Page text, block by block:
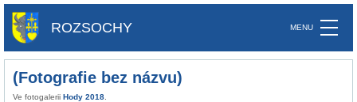
ROZSOCHY
(Fotografie bez názvu)
Ve fotogalerii Hody 2018